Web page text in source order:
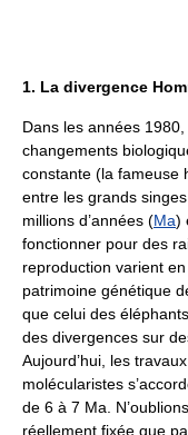
1. La divergence
Dans les années
changements
constante (la fameuse
entre les grands
millions d’années (Ma)
fonctionner pour des
reproduction varient
patrimoine génétique
que celui des
des divergences sur
Aujourd’hui, les
molécularistes
de 6 à 7 Ma.
réellement fixée que